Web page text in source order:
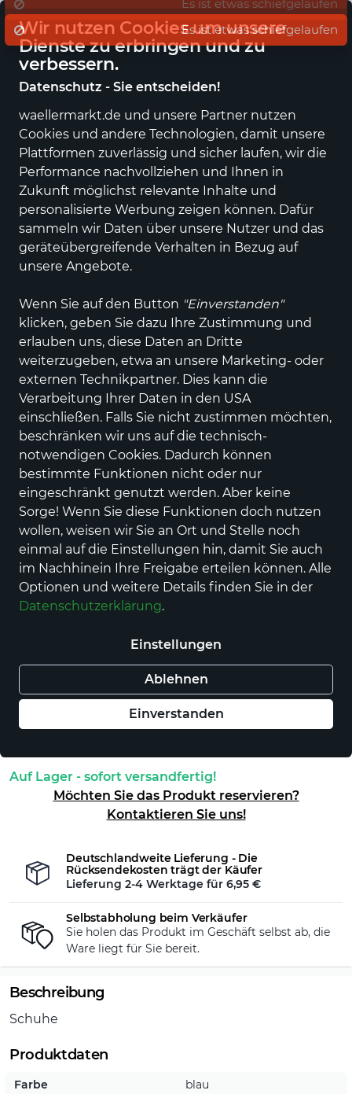
Wir nutzen Cookies um unsere
Dienste zu erbringen und zu
verbessern.
Datenschutz - Sie entscheiden!
waellermarkt.de und unsere Partner nutzen
Cookies und andere Technologien, damit unsere
Plattformen zuverlässig und sicher laufen, wir die
Performance nachvollziehen und Ihnen in
Zukunft möglichst relevante Inhalte und
personalisierte Werbung zeigen können. Dafür
sammeln wir Daten über unsere Nutzer und das
geräteübergreifende Verhalten in Bezug auf
unsere Angebote.
Wenn Sie auf den Button "Einverstanden"
klicken, geben Sie dazu Ihre Zustimmung und
erlauben uns, diese Daten an Dritte
weiterzugeben, etwa an unsere Marketing- oder
externen Technikpartner. Dies kann die
Verarbeitung Ihrer Daten in den USA
einschließen. Falls Sie nicht zustimmen möchten,
beschränken wir uns auf die technisch-
notwendigen Cookies. Dadurch können
bestimmte Funktionen nicht oder nur
eingeschränkt genutzt werden. Aber keine
Sorge! Wenn Sie diese Funktionen doch nutzen
wollen, weisen wir Sie an Ort und Stelle noch
einmal auf die Einstellungen hin, damit Sie auch
im Nachhinein Ihre Freigabe erteilen können. Alle
Optionen und weitere Details finden Sie in der
Datenschutzerklärung.
Einstellungen
Ablehnen
Einverstanden
Eigener regionaler Lieferdienst
Alle Kategorien Neuheiten Angebote Sportartikel
Gabor
Spo.halbs.Forms.Abs.b.25mm Std
Preis
129,95 € inkl. MwSt.,zzgl. Versandkosten
Farbe
Größe
39 EU | 6 UK
40 EU | 6½ UK 42 EU | 8 UK
Auswahl aufheben
Nur noch weniger als 3 Artikel im Geschäft
vorhanden.
In den Warenkorb
Auf Lager - sofort versandfertig!
Möchten Sie das Produkt reservieren?
Kontaktieren Sie uns!
Deutschlandweite Lieferung - Die
Rücksendekosten trägt der Käufer
Lieferung 2-4 Werktage für 6,95 €
Selbstabholung beim Verkäufer
Sie holen das Produkt im Geschäft selbst ab, die
Ware liegt für Sie bereit.
Beschreibung
Schuhe
Produktdaten
Farbe
blau
Es ist etwas schiefgelaufen